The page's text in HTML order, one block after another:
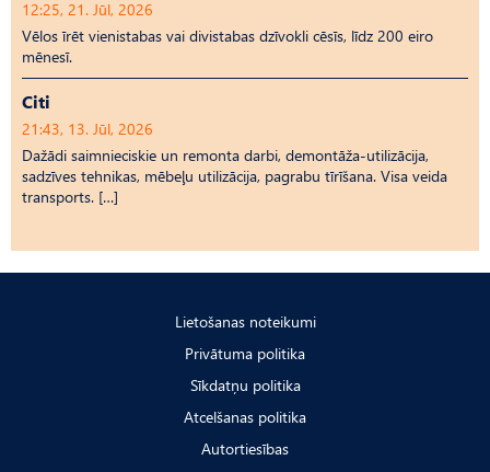
12:25, 21. Jūl, 2026
Vēlos īrēt vienistabas vai divistabas dzīvokli cēsīs, līdz 200 eiro
mēnesī.
Citi
21:43, 13. Jūl, 2026
Dažādi saimnieciskie un remonta darbi, demontāža-utilizācija,
sadzīves tehnikas, mēbeļu utilizācija, pagrabu tīrīšana. Visa veida
transports. […]
Lietošanas noteikumi
Privātuma politika
Sīkdatņu politika
Atcelšanas politika
Autortiesības